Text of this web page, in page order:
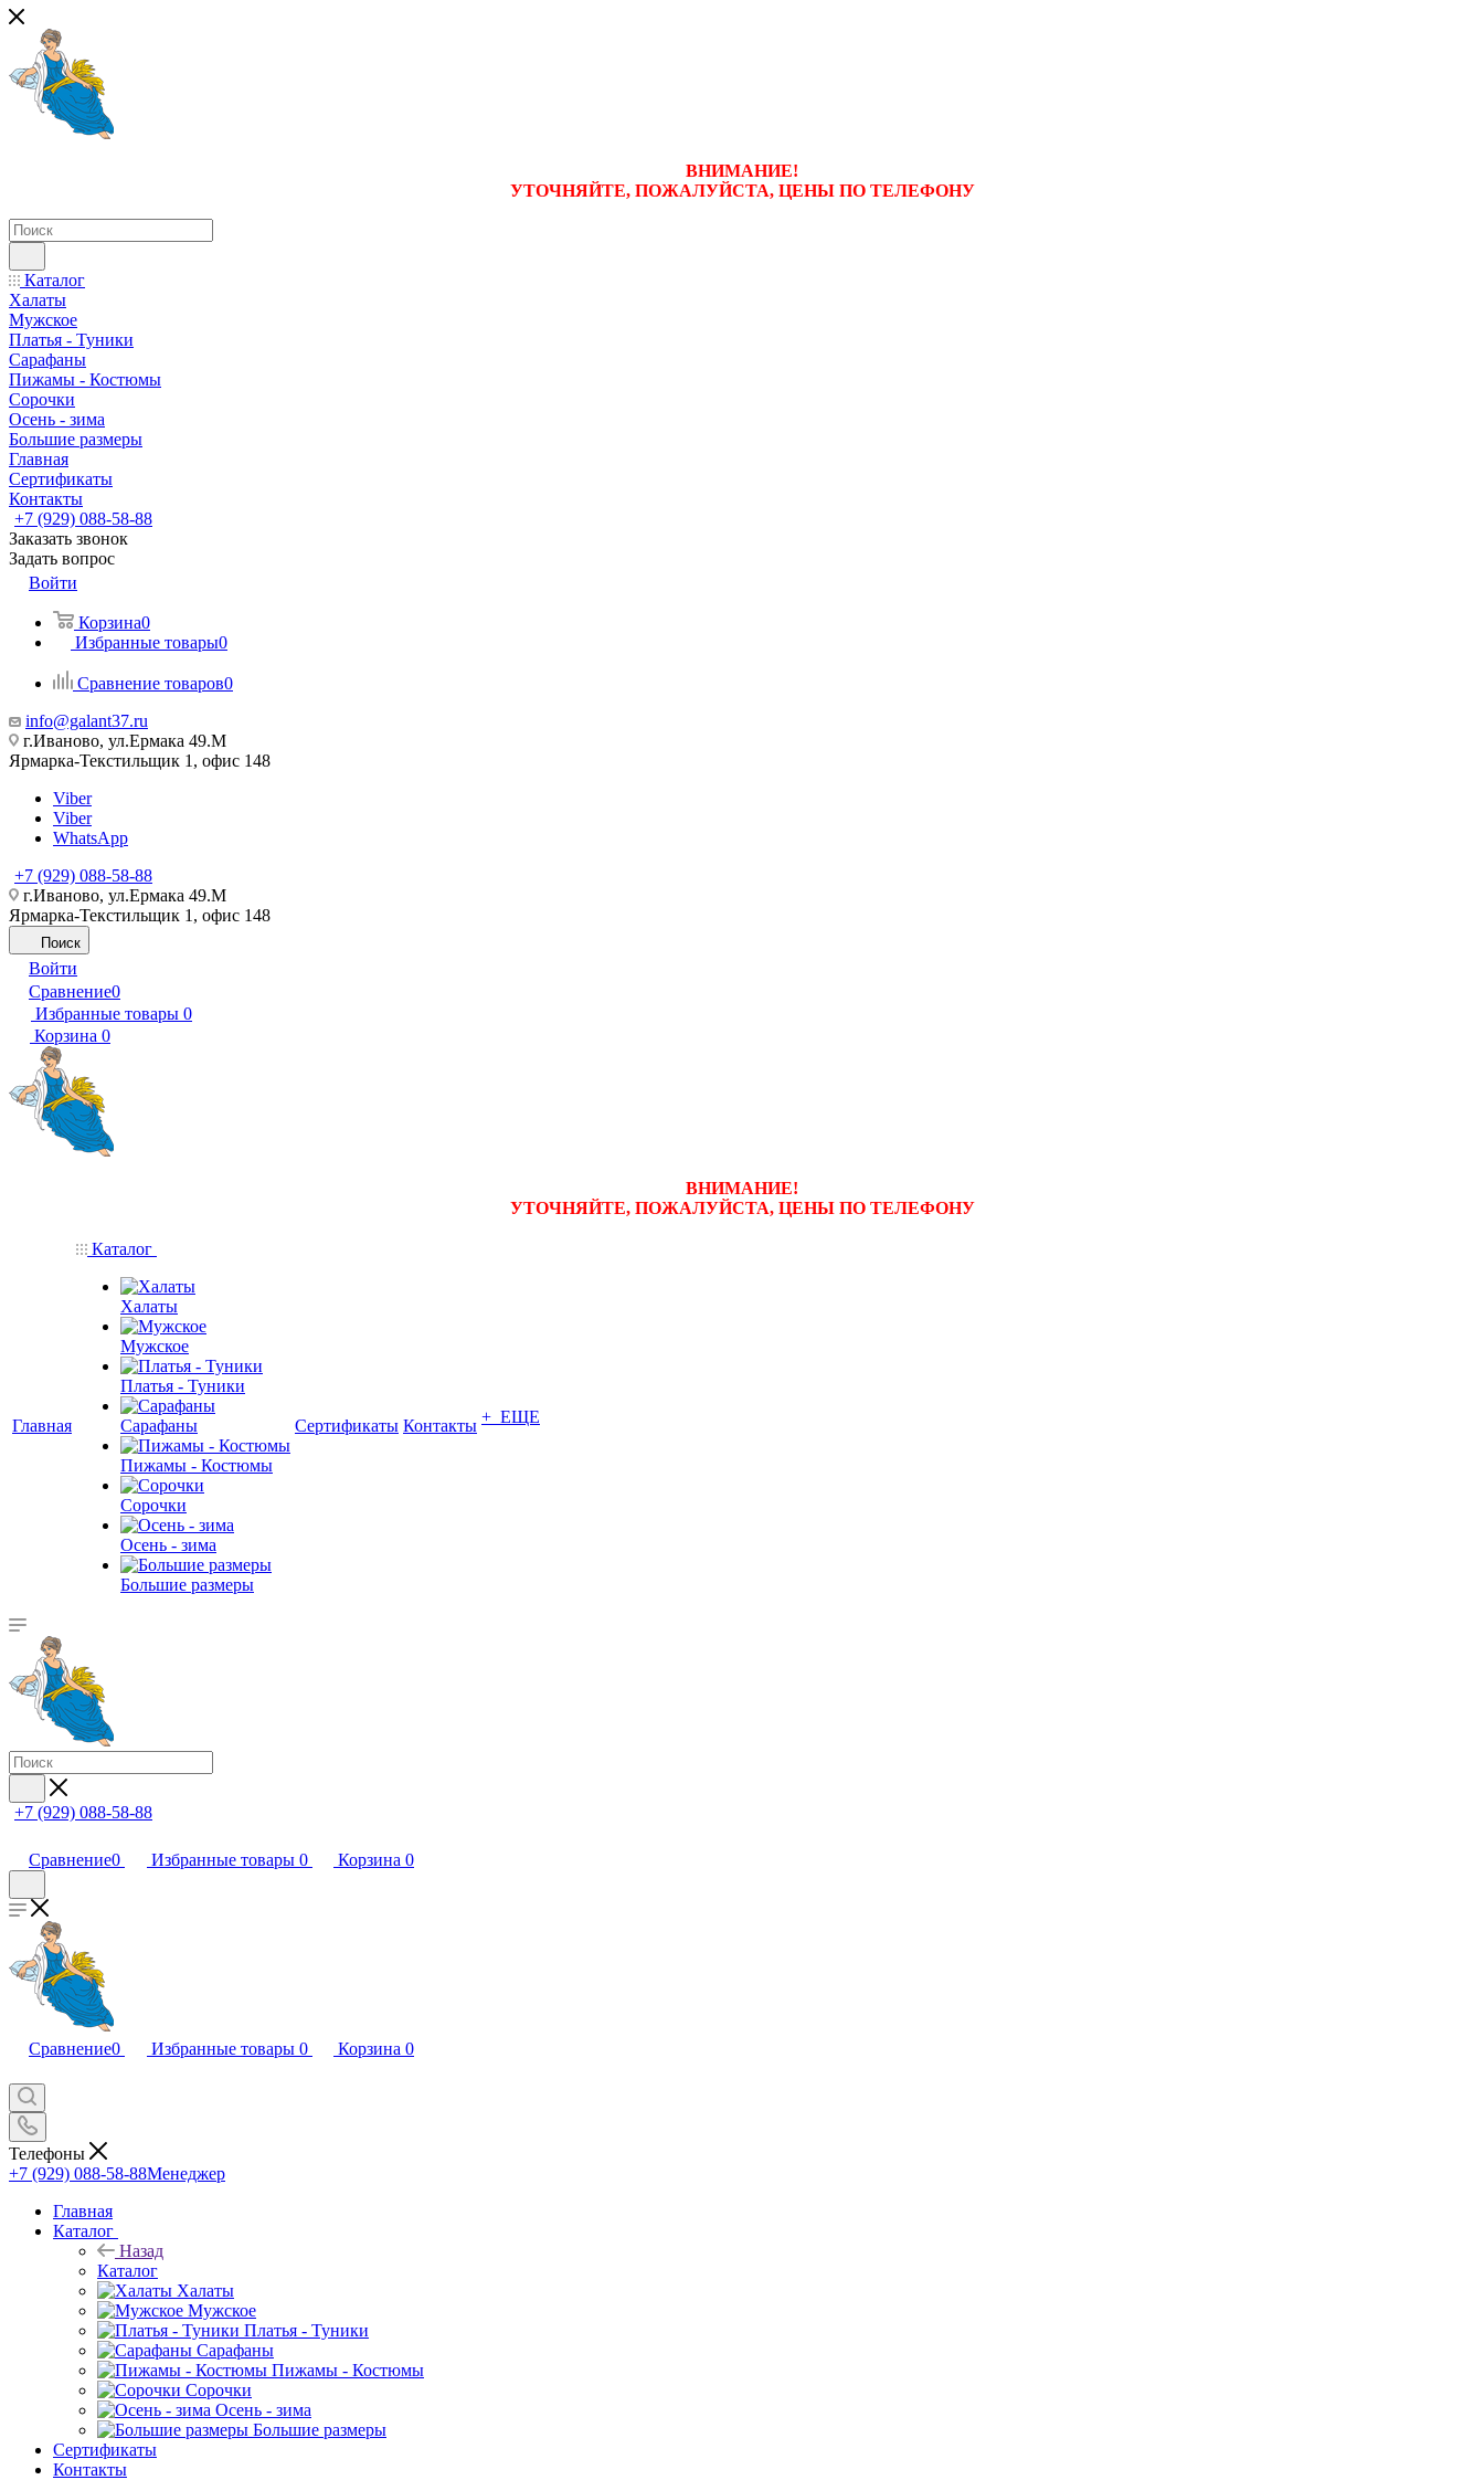
ВНИМАНИЕ!
УТОЧНЯЙТЕ, ПОЖАЛУЙСТА, ЦЕНЫ ПО ТЕЛЕФОНУ
Каталог
Халаты
Мужское
Платья - Туники
Сарафаны
Пижамы - Костюмы
Сорочки
Oсень - зима
Большие размеры
Главная
Сертификаты
Контакты
+7 (929) 088-58-88
Заказать звонок
Задать вопрос
Войти
Корзина0
Избранные товары0
Сравнение товаров0
info@galant37.ru
г.Иваново, ул.Ермака 49.M
Ярмарка-Текстильщик 1, офис 148
Viber
Viber
WhatsApp
+7 (929) 088-58-88
г.Иваново, ул.Ермака 49.M
Ярмарка-Текстильщик 1, офис 148
Поиск
Войти
Сравнение0
Избранные товары 0
Корзина 0
ВНИМАНИЕ!
УТОЧНЯЙТЕ, ПОЖАЛУЙСТА, ЦЕНЫ ПО ТЕЛЕФОНУ
Главная
Каталог
Халаты
Мужское
Платья - Туники
Сарафаны
Пижамы - Костюмы
Сорочки
Oсень - зима
Большие размеры
Сертификаты Контакты + ЕЩЕ
+7 (929) 088-58-88
Сравнение0 Избранные товары 0 Корзина 0
Сравнение0 Избранные товары 0 Корзина 0
Телефоны
+7 (929) 088-58-88Менеджер
Главная
Каталог
Назад
Каталог
Халаты
Мужское
Платья - Туники
Сарафаны
Пижамы - Костюмы
Сорочки
Oсень - зима
Большие размеры
Сертификаты
Контакты